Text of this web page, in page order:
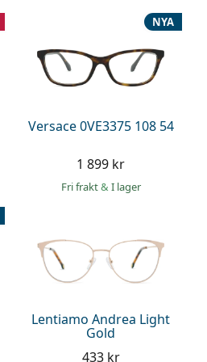
Versace 0VE3375 108 54
NYA
1 899 kr
Fri frakt& I lager
Lentiamo Andrea Light
Gold
433 kr